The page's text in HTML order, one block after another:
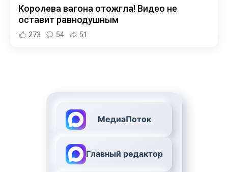
Королева вагона отожгла! Видео не
оставит равнодушным
273 54 51
МедиаПоток
Главный редактор